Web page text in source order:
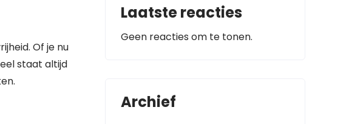
Of je nu
staat altijd
Laatste reacties
Geen reacties om te tonen.
Archief